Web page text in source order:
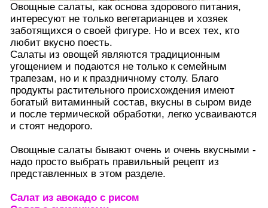
Овощные салаты, как основа здорового питания,
интересуют не только вегетарианцев и хозяек
заботящихся о своей фигуре. Но и всех тех, кто
любит вкусно поесть.
Салаты из овощей являются традиционным
угощением и подаются не только к семейным
трапезам, но и к праздничному столу. Благо
продукты растительного происхождения имеют
богатый витаминный состав, вкусны в сыром виде
и после термической обработки, легко усваиваются
и стоят недорого.
Овощные салаты бывают очень и очень вкусными -
надо просто выбрать правильный рецепт из
представленных в этом разделе.
Салат из авокадо с рисом